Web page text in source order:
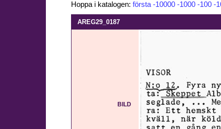
Hoppa i katalogen: första -10000 -1000 -100 -
AREG29_0187
BILD